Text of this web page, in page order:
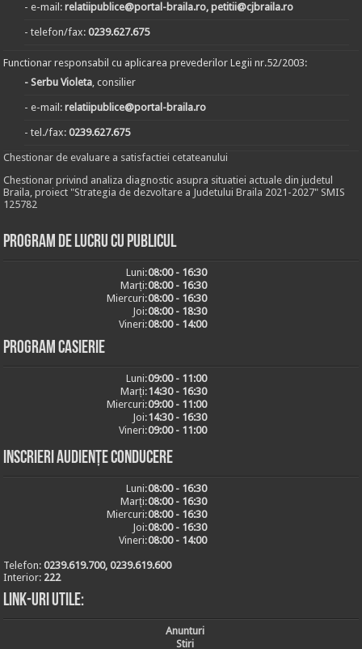
- e-mail:relatiipublice@portal-braila.ro, petitii@cjbraila.ro
- telefon/fax:0239.627.675
Functionar responsabil cu aplicarea prevederilor Legii nr.52/2003:
- Serbu Violeta, consilier
- e-mail:relatiipublice@portal-braila.ro
- tel./fax:0239.627.675
Chestionar de evaluare a satisfactiei cetateanului
Chestionar privind analiza diagnostic asupra situatiei actuale din judetul
Braila, proiect "Strategia de dezvoltare a Judetului Braila 2021-2027" SMIS
125782
Program de lucru cu publicul
Luni:08:00 - 16:30
Marți:08:00 - 16:30
Miercuri:08:00 - 16:30
Joi:08:00 - 18:30
Vineri:08:00 - 14:00
Program casierie
Luni:09:00 - 11:00
Marți:14:30 - 16:30
Miercuri:09:00 - 11:00
Joi:14:30 - 16:30
Vineri:09:00 - 11:00
Inscrieri audiențe conducere
Luni:08:00 - 16:30
Marți:08:00 - 16:30
Miercuri:08:00 - 16:30
Joi:08:00 - 16:30
Vineri:08:00 - 14:00
Telefon:0239.619.700, 0239.619.600
Interior: 222
Link-uri utile:
Anunturi
Stiri